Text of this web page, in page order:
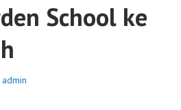
School ke
admin